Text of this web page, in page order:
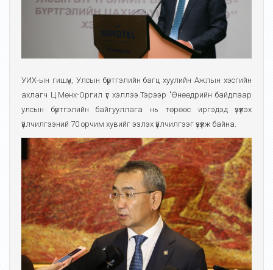
УИХ-ын гишүүн, Улсын бүртгэлийн багц хуулийн Ажлын хэсгийн
ахлагч Ц.Мөнх-Оргил үг хэллээ.Тэрээр "Өнөөдрийн байдлаар
улсын бүртгэлийн байгууллага нь төрөөс иргэдэд үзүүлэх
үйлчилгээний 70 орчим хувийг эзлэх үйлчилгээг үзүүлж байна.